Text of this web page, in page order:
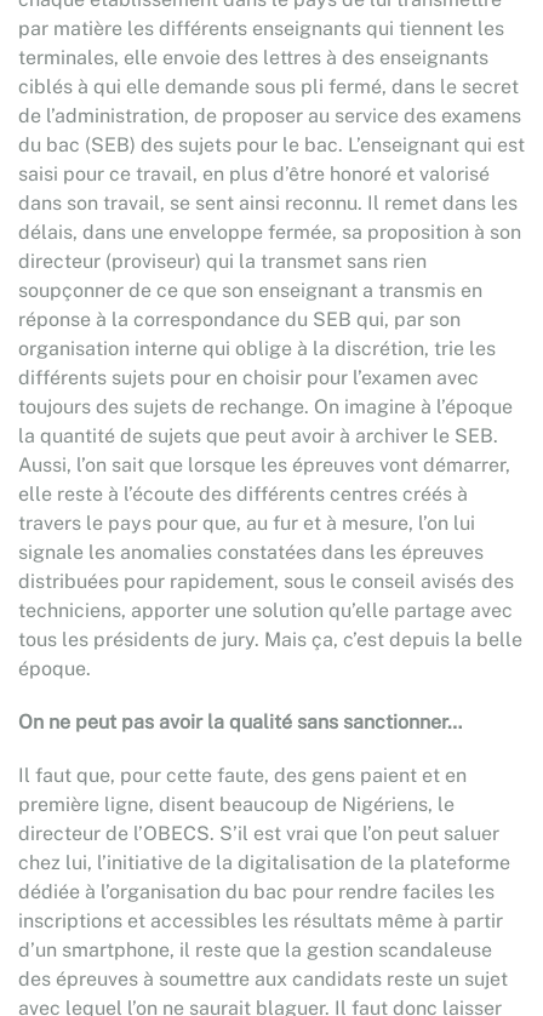
par matière les différents enseignants qui tiennent les
terminales, elle envoie des lettres à des enseignants
ciblés à qui elle demande sous pli fermé, dans le secret
de l’administration, de proposer au service des examens
du bac (SEB) des sujets pour le bac. L’enseignant qui est
saisi pour ce travail, en plus d’être honoré et valorisé
dans son travail, se sent ainsi reconnu. Il remet dans les
délais, dans une enveloppe fermée, sa proposition à son
directeur (proviseur) qui la transmet sans rien
soupçonner de ce que son enseignant a transmis en
réponse à la correspondance du SEB qui, par son
organisation interne qui oblige à la discrétion, trie les
différents sujets pour en choisir pour l’examen avec
toujours des sujets de rechange. On imagine à l’époque
la quantité de sujets que peut avoir à archiver le SEB.
Aussi, l’on sait que lorsque les épreuves vont démarrer,
elle reste à l’écoute des différents centres créés à
travers le pays pour que, au fur et à mesure, l’on lui
signale les anomalies constatées dans les épreuves
distribuées pour rapidement, sous le conseil avisés des
techniciens, apporter une solution qu’elle partage avec
tous les présidents de jury. Mais ça, c’est depuis la belle
époque.
On ne peut pas avoir la qualité sans sanctionner…
Il faut que, pour cette faute, des gens paient et en
première ligne, disent beaucoup de Nigériens, le
directeur de l’OBECS. S’il est vrai que l’on peut saluer
chez lui, l’initiative de la digitalisation de la plateforme
dédiée à l’organisation du bac pour rendre faciles les
inscriptions et accessibles les résultats même à partir
d’un smartphone, il reste que la gestion scandaleuse
des épreuves à soumettre aux candidats reste un sujet
avec lequel l’on ne saurait blaguer. Il faut donc laisser